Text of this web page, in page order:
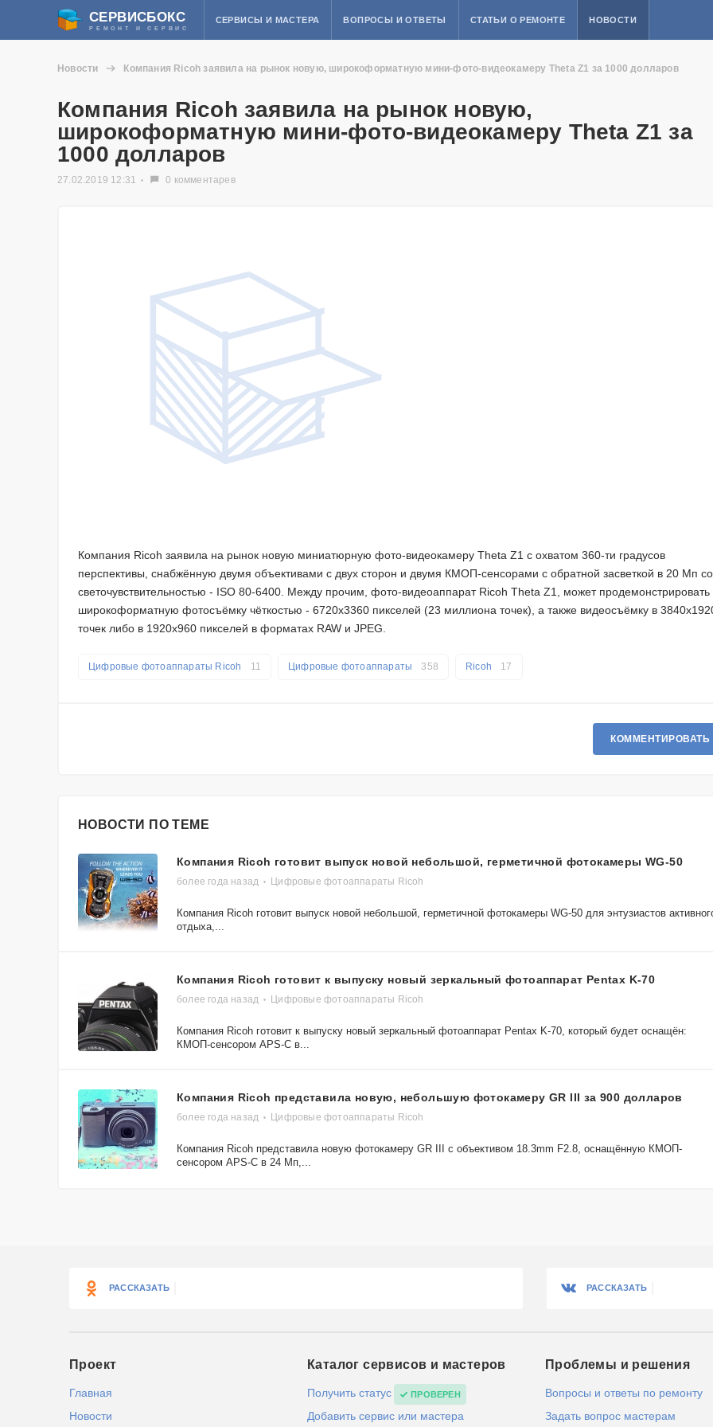
СЕРВИСБОКС
РЕМОНТ И СЕРВИС
СЕРВИСЫ И МАСТЕРА ВОПРОСЫ И ОТВЕТЫ СТАТЬИ О РЕМОНТЕ НОВОСТИ
Новости ​Компания Ricoh заявила на рынок новую, широкоформатную мини-фото-видеокамеру Theta Z1​ за 1000 долларов
​Компания Ricoh заявила на рынок новую,
широкоформатную мини-фото-видеокамеру Theta Z1​ за
1000 долларов
27.02.2019 12:31 0 комментарев
Компания Ricoh заявила на рынок новую миниатюрную фото-видеокамеру Theta Z1 с охватом 360-ти градусов
перспективы, снабжённую двумя объективами с двух сторон и двумя КМОП-сенсорами с обратной засветкой в 20 Мп со
светочувствительностью - ISO 80-6400. Между прочим, фото-видеоаппарат Ricoh Theta Z1, может продемонстрировать
широкоформатную фотосъёмку чёткостью - 6720х3360 пикселей (23 миллиона точек), а также видеосъёмку в
точек либо в 1920х960 пикселей в форматах RAW и JPEG.
Ricoh 17
Цифровые фотоаппараты 358
Цифровые фотоаппараты Ricoh 11
КОММЕНТИРОВАТЬ
НОВОСТИ ПО ТЕМЕ
Компания Ricoh готовит выпуск новой небольшой, герметичной фотокамеры WG-50
более года назад Цифровые фотоаппараты Ricoh
Компания Ricoh готовит выпуск новой небольшой, герметичной фотокамеры WG-50 для энтузиастов
отдыха,...
Компания Ricoh готовит к выпуску новый зеркальный фотоаппарат Pentax K-70
более года назад Цифровые фотоаппараты Ricoh
Компания Ricoh готовит к выпуску новый зеркальный фотоаппарат Pentax K-70, который будет оснащён:
КМОП-сенсором APS-C в...
Компания Ricoh представила новую, небольшую фотокамеру GR III за 900 долларов
более года назад Цифровые фотоаппараты Ricoh
Компания Ricoh представила новую фотокамеру GR III с объективом 18.3mm F2.8, оснащённую КМОП-
сенсором APS-C в 24 Мп,...
РАССКАЗАТЬ РАССКАЗАТЬ
Проект
Главная
Новости
Каталог сервисов и мастеров
Получить статус ПРОВЕРЕН
Добавить сервис или мастера
Проблемы и решения
Вопросы и ответы по ремонту
Задать вопрос мастерам